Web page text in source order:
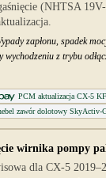
(NHTSA
zapłonu, spadek
wychodzeniu z trybu
PCM aktualizacja CX-5
zawór dolotowy SkyActiv-
wirnika pompy
dla CX-5